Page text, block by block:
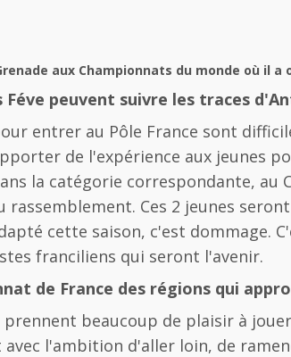
aux Championnats du monde où il a
peuvent suivre les traces
entrer au Pôle France sont
de l'expérience aux jeunes
la catégorie correspondante, au
Ces 2 jeunes
cette saison, c'est dommage.
franciliens qui seront l'avenir.
de France des régions qui
beaucoup de plaisir à
l'ambition d'aller loin, de